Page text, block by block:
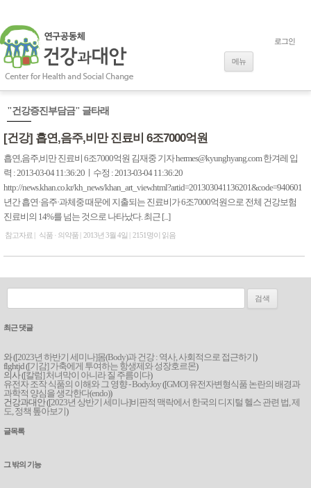
메뉴
로그인
"건강증진부담금" 글타래
[건강] 흡연,음주,비만 진료비 6조7000억원
흡연,음주,비만 진료비 6조7000억원 김재중 기자 hermes@kyunghyang.com 한겨레 입
력 : 2013-03-04 11:36:20ㅣ수정 : 2013-03-04 11:36:20
http://news.khan.co.kr/kh_news/khan_art_view.html?artid=201303041136201&code=940601
년간 흡연·음주·과체중 때문에 지출되는 진료비가 6조7000억원으로 전체 건강보험
진료비의 14%를 넘는 것으로 나타났다. 최근 [...]
참고자료 식품 · 의약품 2013년 3월 4일 2151명이 읽음
최근 댓글
와 ([2023년 하반기 세미나]몸(Body)과 건강 : 역사, 사회적으로 접근하기 )
flghtjd ([기감] 가축에게 투여하는 항생제와 성장호르몬)
의사 ([칼럼] 처녀막이 아니라 질 주름이다)
유전자 조작 식품의 이해와 그 영향 - BodyJoy([GMO] 유전자변형식품 논란의 배경과
과학적 양심을 생각한다(endo))
건강과대안 ([2023년 상반기 세미나]비판적 맥락에서 한국의 디지털 헬스 관련 법, 제
도, 정책 톺아보기 )
글목록
그 밖의 기능